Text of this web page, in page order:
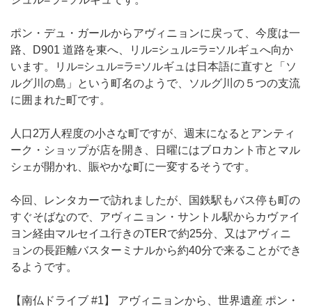
ポン・デュ・ガールからアヴィニョンに戻って、今度は一
路、D901 道路を東へ、リル=シュル=ラ=ソルギュへ向か
います。リル=シュル=ラ=ソルギュは日本語に直すと「ソ
ルグ川の島」という町名のようで、ソルグ川の５つの支流
に囲まれた町です。
人口2万人程度の小さな町ですが、週末になるとアンティ
ーク・ショップが店を開き、日曜にはブロカント市とマル
シェが開かれ、賑やかな町に一変するそうです。
今回、レンタカーで訪れましたが、国鉄駅もバス停も町の
すぐそばなので、アヴィニョン・サントル駅からカヴァイ
ヨン経由マルセイユ行きのTERで約25分、又はアヴィニ
ョンの長距離バスターミナルから約40分で来ることができ
るようです。
【南仏ドライブ #1】 アヴィニョンから、世界遺産 ポン・